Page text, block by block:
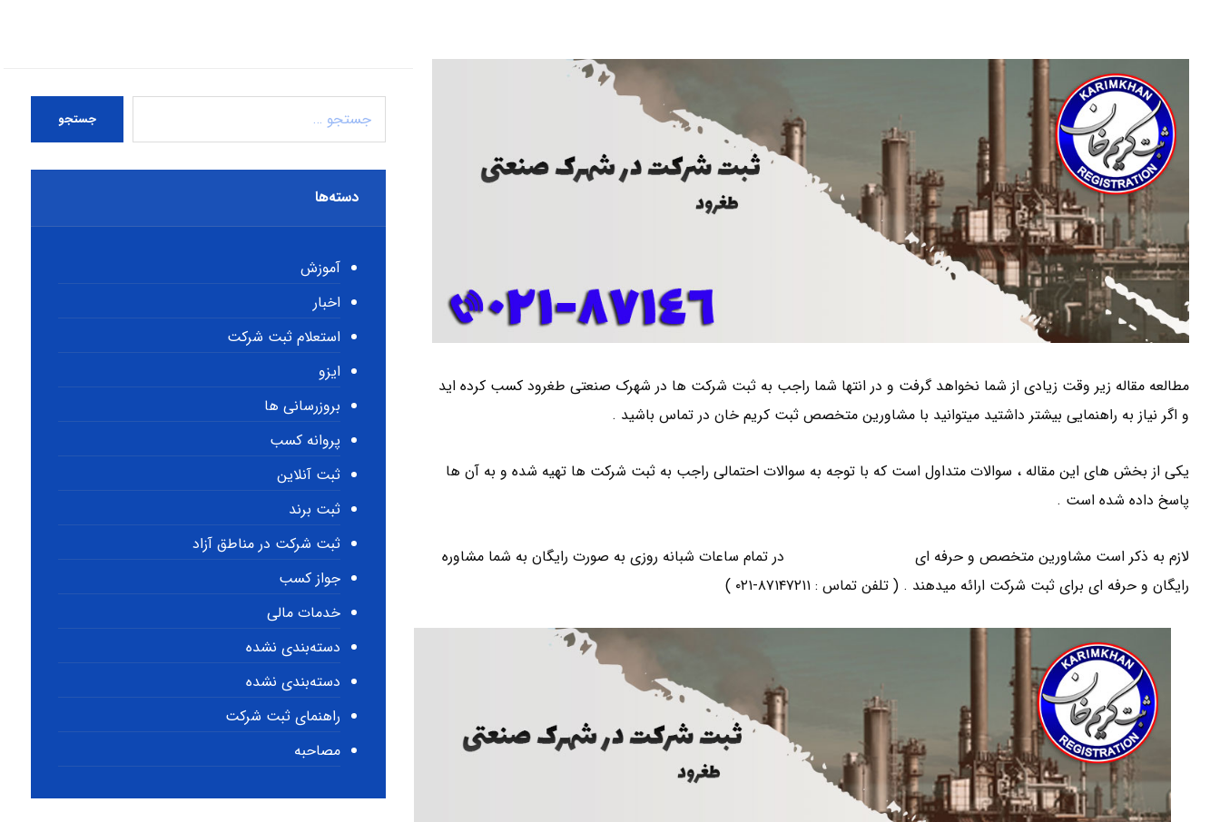
مطالعه مقاله زیر وقت زیادی از شما نخواهد گرفت و در انتها شما راجب به ثبت شرکت ها در شهرک صنعتی طغرود کسب کرده اید
و اگر نیاز به راهنمایی بیشتر داشتید میتوانید با مشاورین متخصص ثبت کریم خان در تماس باشید .
یکی از بخش های این مقاله ، سوالات متداول است که با توجه به سوالات احتمالی راجب به ثبت شرکت ها تهیه شده و به آن ها
پاسخ داده شده است .
لازم به ذکر است مشاورین متخصص و حرفه ای
در تمام ساعات شبانه روزی به صورت رایگان به شما مشاوره
رایگان و حرفه ای برای ثبت شرکت ارائه میدهند . ( تلفن تماس : ۸۷۱۴۷۲۱۱-۰۲۱ )
جستجو
دسته‌ها
آموزش
اخبار
استعلام ثبت شرکت
ایزو
بروزرسانی ها
پروانه کسب
ثبت آنلاین
ثبت برند
ثبت شرکت در مناطق آزاد
جواز کسب
خدمات مالی
دسته‌بندی نشده
دسته‌بندی نشده
راهنمای ثبت شرکت
مصاحبه